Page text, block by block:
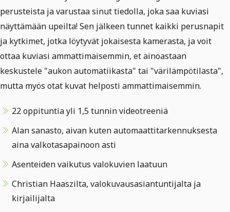
perusteista ja varustaa sinut tiedolla, joka saa kuviasi
näyttämään upeilta! Sen jälkeen tunnet kaikki perusnapit
ja kytkimet, jotka löytyvät jokaisesta kamerasta, ja voit
ottaa kuviasi ammattimaisemmin, et ainoastaan
keskustele "aukon automatiikasta" tai "värilämpötilasta",
mutta myös otat kuvat helposti ammattimaisemmin.
22 oppituntia yli 1,5 tunnin videotreeniä
Alan sanasto, aivan kuten automaattitarkennuksesta
aina valkotasapainoon asti
Asenteiden vaikutus valokuvien laatuun
Christian Haaszilta, valokuvausasiantuntijalta ja
kirjailijalta